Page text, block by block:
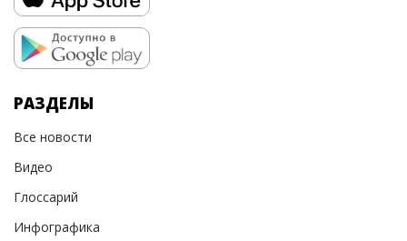
РАЗДЕЛЫ
Все новости
Видео
Глоссарий
Инфографика